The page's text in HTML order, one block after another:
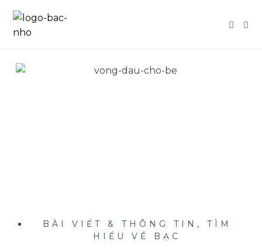
BÀI VIẾT & THÔNG TIN , TÌM
HIỂU VỀ BẠC